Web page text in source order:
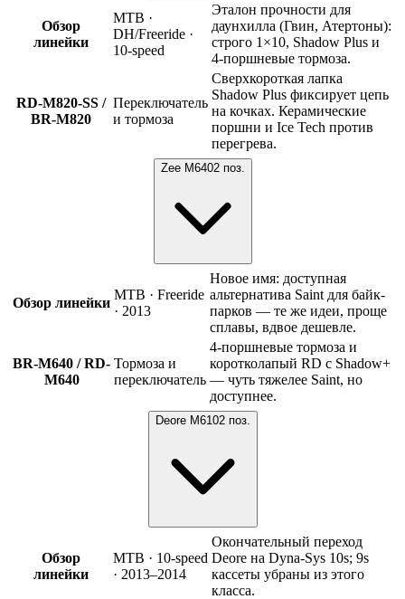
Обзор
линейки
MTB ·
DH/Freeride ·
10-speed
Эталон прочности для
даунхилла (Гвин, Атертоны):
строго 1×10, Shadow Plus и
4-поршневые тормоза.
RD-M820-SS /
BR-M820
Переключатель
и тормоза
Сверхкороткая лапка
Shadow Plus фиксирует цепь
на кочках. Керамические
поршни и Ice Tech против
перегрева.
Zee M6402поз.
Обзор линейки
MTB · Freeride
· 2013
Новое имя: доступная
альтернатива Saint для байк-
парков — те же идеи, проще
сплавы, вдвое дешевле.
BR-M640 / RD-
M640
Тормоза и
переключатель
4-поршневые тормоза и
коротколапый RD с Shadow+
— чуть тяжелее Saint, но
доступнее.
Deore M6102поз.
Обзор
линейки
MTB · 10-speed
· 2013–2014
Окончательный переход
Deore на Dyna-Sys 10s; 9s
кассеты убраны из этого
класса.